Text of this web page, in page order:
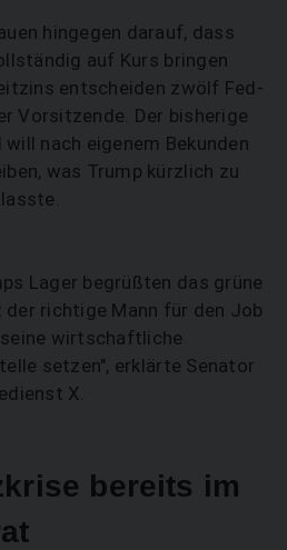
hingegen darauf, dass
auf Kurs bringen
entscheiden zwölf Fed-
Vorsitzende. Der bisherige
nach eigenem Bekunden
was Trump kürzlich zu
Lager begrüßten das grüne
richtige Mann für den Job
wirtschaftliche
setzen", erklärte Senator
X.
bereits im